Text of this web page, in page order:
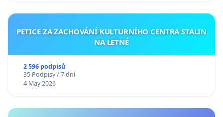
PETICE ZA ZACHOVÁNÍ KULTURNÍHO CENTRA STALIN
NA LETNÉ
2 596 podpisů
35 Podpisy / 7 dní
4 May 2026